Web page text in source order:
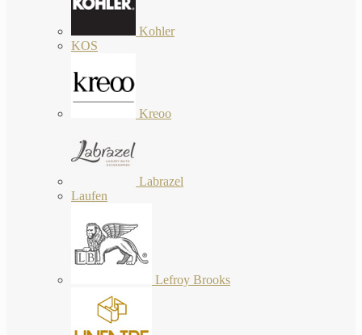
Kohler
KOS
Kreoo
Labrazel
Laufen
Lefroy Brooks